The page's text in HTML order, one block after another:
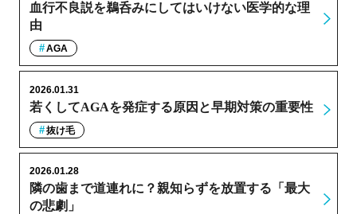
血行不良説を鵜呑みにしてはいけない医学的な理
由
AGA
若くしてAGAを発症する原因と早期対策の重要性
2026.01.31
抜け毛
隣の歯まで道連れに？親知らずを放置する「最大
の悲劇」
2026.01.28